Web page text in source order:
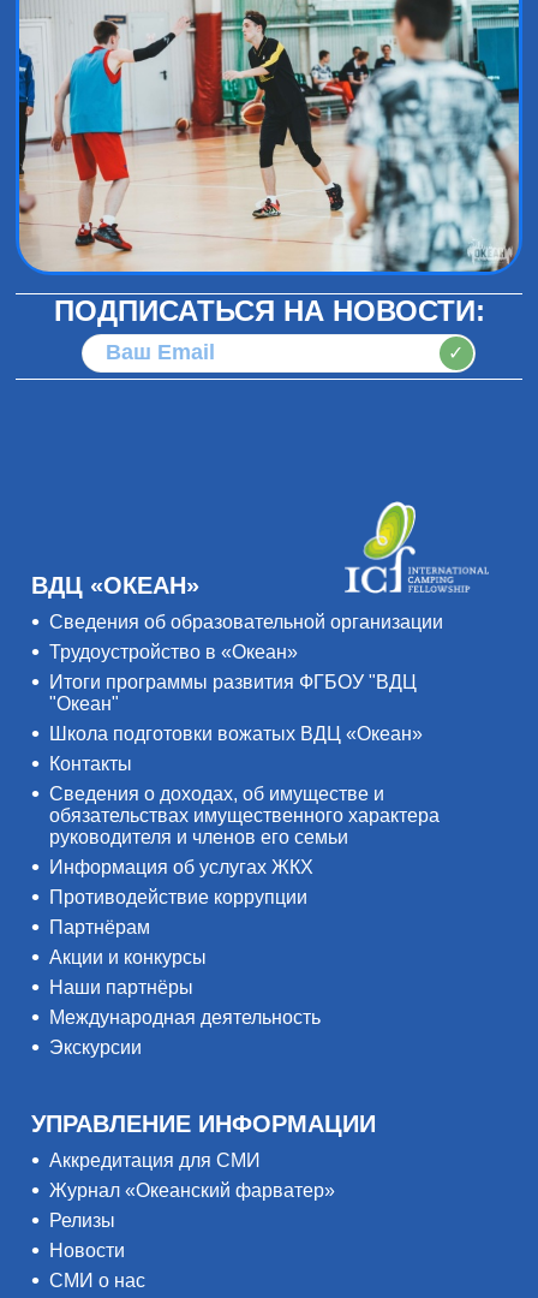
ПОДПИСАТЬСЯ НА НОВОСТИ:
✓
ВДЦ «ОКЕАН»
Сведения об образовательной организации
Трудоустройство в «Океан»
Итоги программы развития ФГБОУ "ВДЦ
"Океан"
Школа подготовки вожатых ВДЦ «Океан»
Контакты
Сведения о доходах, об имуществе и
обязательствах имущественного характера
руководителя и членов его семьи
Информация об услугах ЖКХ
Противодействие коррупции
Партнёрам
Акции и конкурсы
Наши партнёры
Международная деятельность
Экскурсии
УПРАВЛЕНИЕ ИНФОРМАЦИИ
Аккредитация для СМИ
Журнал «Океанский фарватер»
Релизы
Новости
СМИ о нас